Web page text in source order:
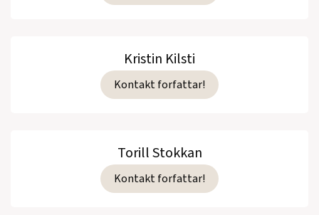
Kristin Kilsti
Kontakt forfattar!
Torill Stokkan
Kontakt forfattar!